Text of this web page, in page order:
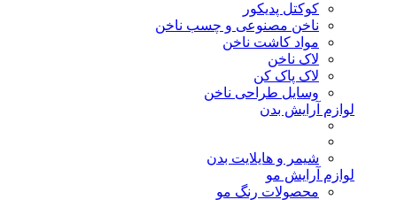
کوکتل پدیکور
ناخن مصنوعی و چسب ناخن
مواد کاشت ناخن
لاک ناخن
لاک پاک کن
وسایل طراحی ناخن
لوازم آرایش بدن
شیمر و هایلایت بدن
لوازم آرایش مو
محصولات رنگ مو